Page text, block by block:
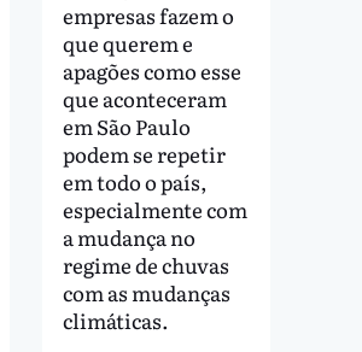
empresas fazem o
que querem e
apagões como esse
que aconteceram
em São Paulo
podem se repetir
em todo o país,
especialmente com
a mudança no
regime de chuvas
com as mudanças
climáticas.